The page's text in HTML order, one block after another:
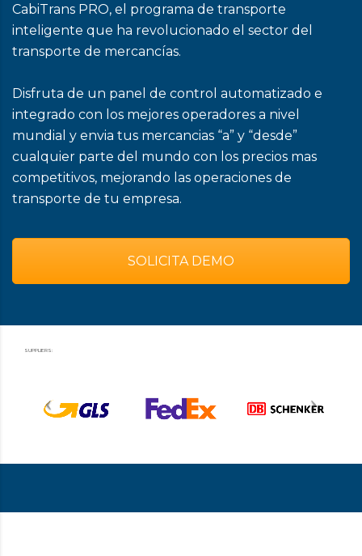
CabiTrans PRO, el programa de transporte
inteligente que ha revolucionado el sector del
transporte de mercancías.
Disfruta de un panel de control automatizado e
integrado con los mejores operadores a nivel
mundial y envia tus mercancias “a” y “desde”
cualquier parte del mundo con los precios mas
competitivos, mejorando las operaciones de
transporte de tu empresa.
SOLICITA DEMO
SUPPLIERS: